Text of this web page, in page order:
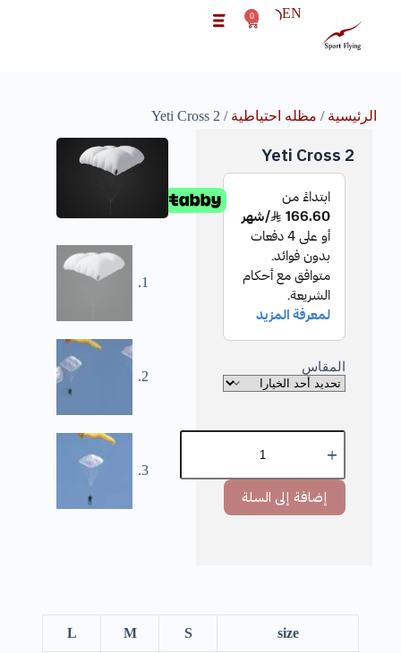
EN
0
الرئيسية / مظله احتياطية / Yeti Cross 2
Yeti Cross 2
المقاس
إضافة إلى السلة
size
S
M
L